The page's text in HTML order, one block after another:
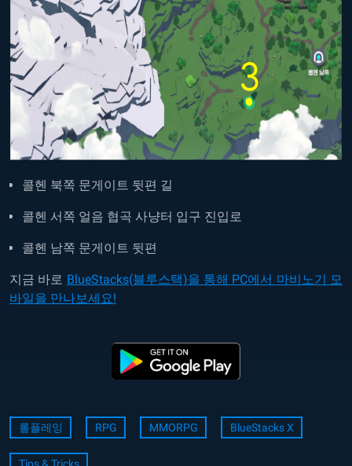
콜헨 북쪽 문게이트 뒷편 길
콜헨 서쪽 얼음 협곡 사냥터 입구 진입로
콜헨 남쪽 문게이트 뒷편
지금 바로 BlueStacks(블루스택)을 통해 PC에서 마비노기 모
바일을 만나보세요!
롤플레잉 RPG MMORPG BlueStacks X